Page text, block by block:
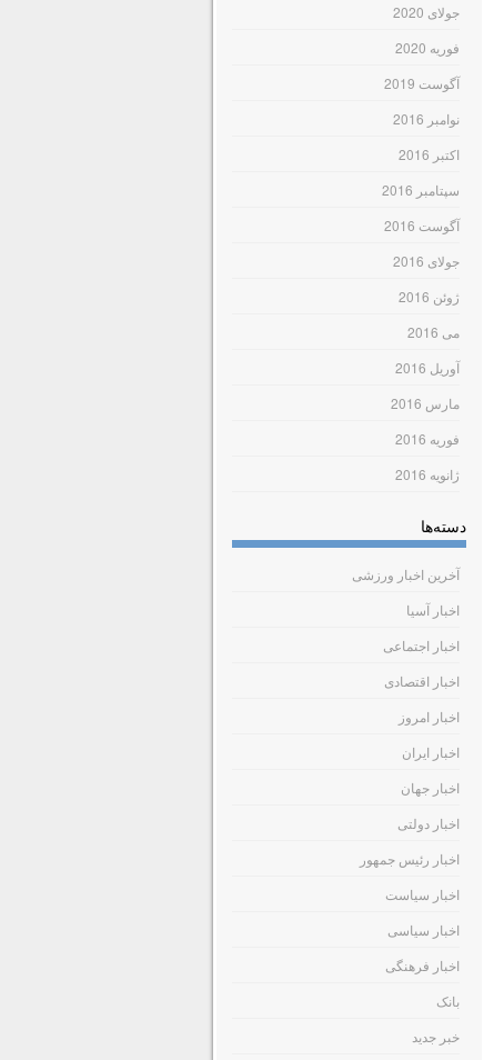
جولای 2020
فوریه 2020
آگوست 2019
نوامبر 2016
اکتبر 2016
سپتامبر 2016
آگوست 2016
جولای 2016
ژوئن 2016
می 2016
آوریل 2016
مارس 2016
فوریه 2016
ژانویه 2016
دسته‌ها
آخرین اخبار ورزشی
اخبار آسیا
اخبار اجتماعی
اخبار اقتصادی
اخبار امروز
اخبار ایران
اخبار جهان
اخبار دولتی
اخبار رئیس جمهور
اخبار سیاست
اخبار سیاسی
اخبار فرهنگی
بانک
خبر جدید